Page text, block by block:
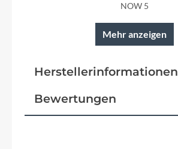
NOW 5
Gewicht
760 g
Equipment
integrierter Reflektor
Mehr anzeigen
Herstellerinformationen
Bewertungen